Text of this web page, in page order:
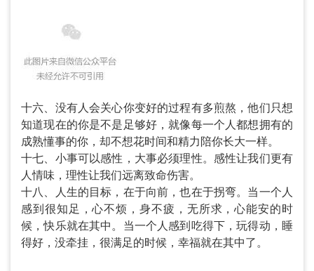
十六、没有人会关心你变好的过程有多煎熬，他们只想
知道现在的你是不是足够好，就像每一个人都想拥有的
成熟懂事的你，却不想花时间和精力陪你长大一样。
十七、小事可以感性，大事必须理性。感性让我们更有
人情味，理性让我们远离致命伤害。
十八、人生的目标，在于向前，也在于拐弯。当一个人
感到很知足，心不烦，身不疲，无所求，心能安的时
候，快乐就在其中。当一个人感到吃得下，玩得动，睡
得好，没牵挂，很满足的时候，幸福就在其中了。